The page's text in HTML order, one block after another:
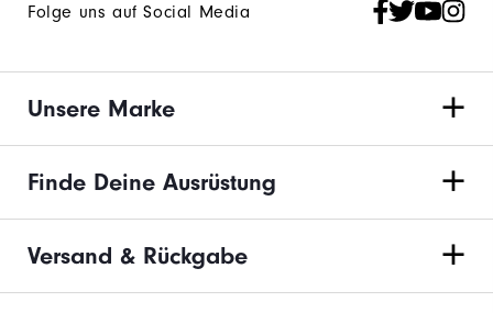
Folge uns auf Social Media
Unsere Marke
Finde Deine Ausrüstung
Versand & Rückgabe